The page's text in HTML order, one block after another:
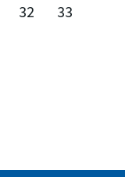
32 33